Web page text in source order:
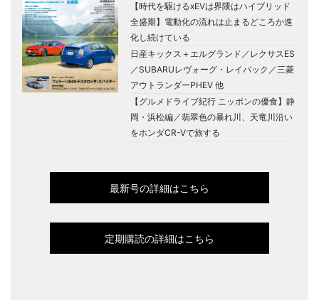
【時代を駆けるxEVは界隈はハイブリッド
全盛期】電動化の流れは止まるどころか進
化し続けている
日産キックス＋エルグランド／レクサスES
／SUBARUレヴォーグ・レイバック／三菱
アウトランダーPHEV 他
【グルメドライブ紀行 ニッポンの優食】静
岡・浜松編／翡翠色の暴れ川、天竜川沿い
をホンダCR-Vで旅する
最新号の詳細はこちら
定期購読の詳細はこちら